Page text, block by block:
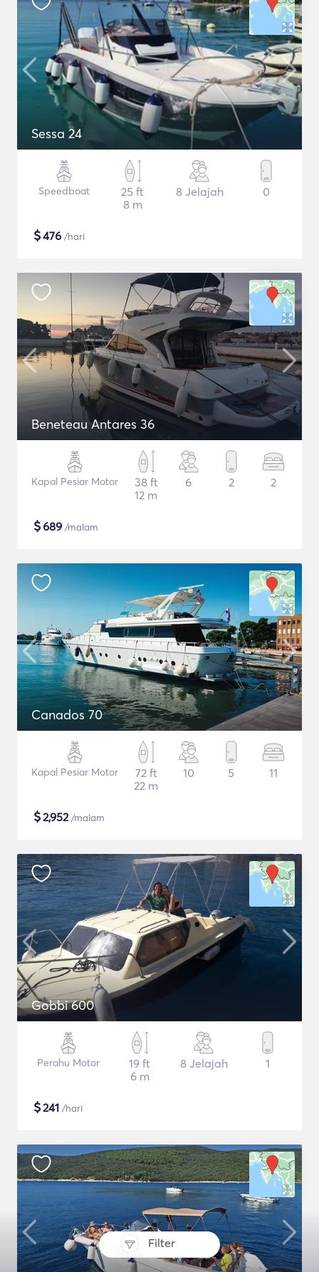
Filter
Sessa 24
Speedboat
25 ft
8 m
8 Jelajah 0
$476 /hari
Beneteau Antares 36
Kapal Pesiar Motor
38 ft
12 m
6 2 2
$689 /malam
Canados 70
Kapal Pesiar Motor
72 ft
22 m
10 5 11
$2,952/malam
Gobbi 600
Perahu Motor
19 ft
6 m
8 Jelajah 1
$241 /hari